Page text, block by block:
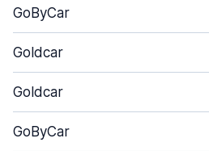
GoByCar
Goldcar
Goldcar
GoByCar